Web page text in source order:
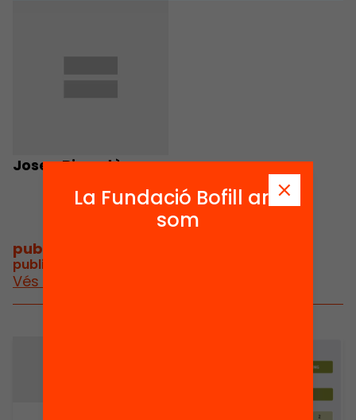
Josep Bigordà
publicacions i vídeos
publicacions i vídeos relacionats
Vés a publicacions i vídeos
La Fundació Bofill ara
som